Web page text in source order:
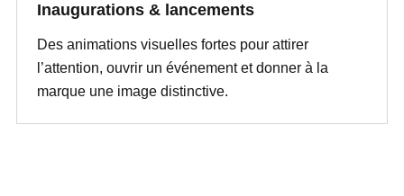
Inaugurations & lancements
Des animations visuelles fortes pour attirer
l’attention, ouvrir un événement et donner à la
marque une image distinctive.